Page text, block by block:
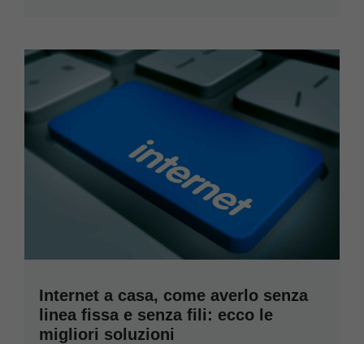
Internet a casa, come averlo senza
linea fissa e senza fili: ecco le
migliori soluzioni